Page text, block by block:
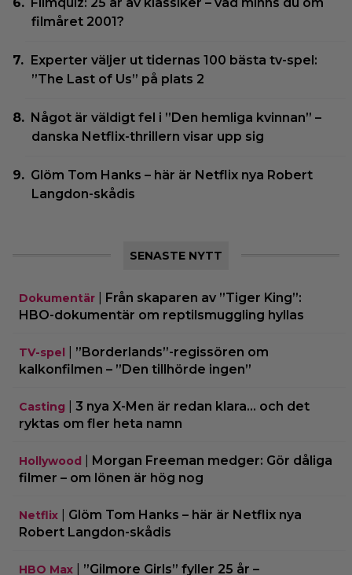
filmåret 2001?
Experter väljer ut tidernas 100 bästa tv-spel:
”The Last of Us” på plats 2
Något är väldigt fel i ”Den hemliga kvinnan” –
danska Netflix-thrillern visar upp sig
Glöm Tom Hanks – här är Netflix nya Robert
Langdon-skådis
SENASTE NYTT
Dokumentär
Från skaparen av ”Tiger King”:
HBO-dokumentär om reptilsmuggling hyllas
TV-spel
”Borderlands”-regissören om
kalkonfilmen – ”Den tillhörde ingen”
Casting
3 nya X-Men är redan klara… och det
ryktas om fler heta namn
Hollywood
Morgan Freeman medger: Gör dåliga
filmer – om lönen är hög nog
Netflix
Glöm Tom Hanks – här är Netflix nya
Robert Langdon-skådis
HBO Max
”Gilmore Girls” fyller 25 år –